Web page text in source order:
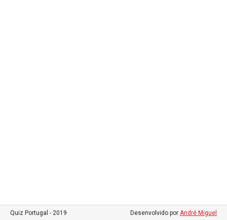
Desenvolvido por André Miguel
Quiz Portugal - 2019